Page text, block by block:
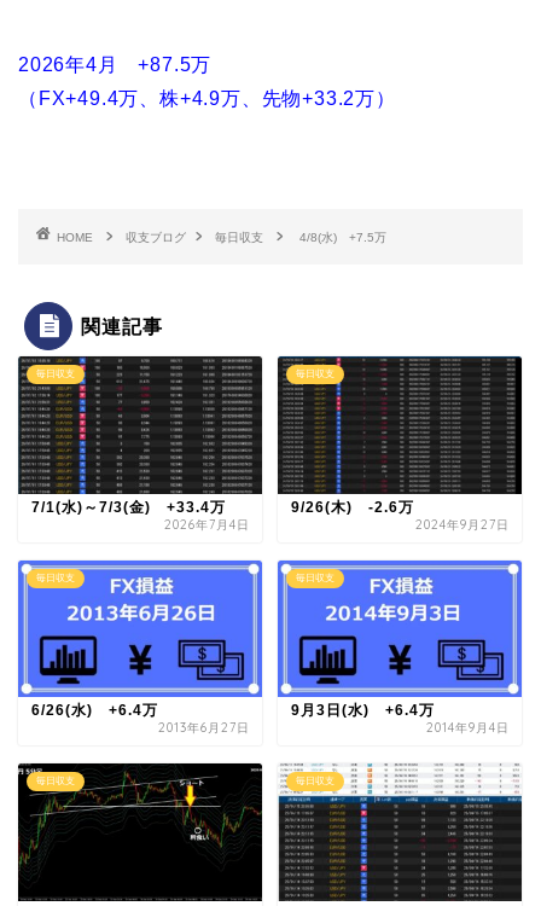
2026年4月 +87.5万
（FX+49.4万、株+4.9万、先物+33.2万）
HOME 収支ブログ 毎日収支 4/8(水) +7.5万
関連記事
毎日収支
7/1(水)～7/3(金) +33.4万
2026年7月4日
毎日収支
9/26(木) -2.6万
2024年9月27日
毎日収支
6/26(水) +6.4万
2013年6月27日
毎日収支
9月3日(水) +6.4万
2014年9月4日
毎日収支 毎日収支